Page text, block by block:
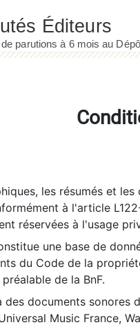
les résumés et
à l'article
réservées à l'usage
une base de
du Code de la
de la BnF.
des documents sonores
Music France,